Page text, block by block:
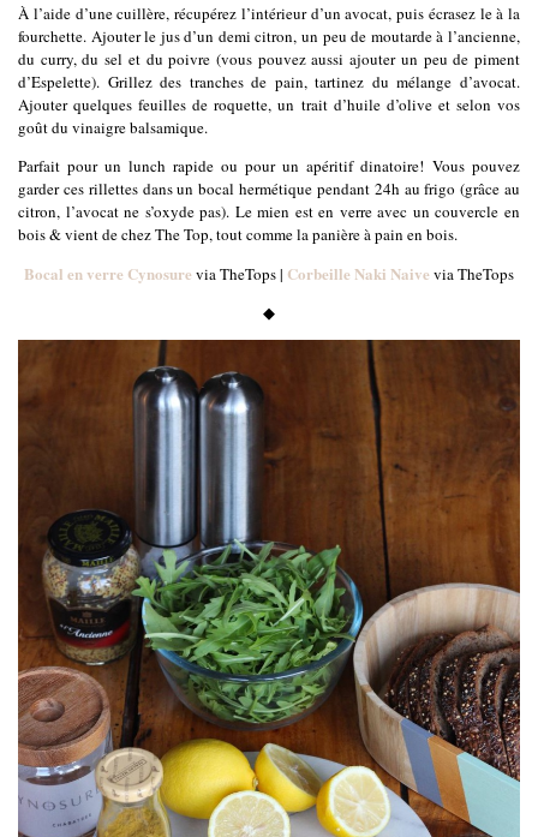
À l’aide d’une cuillère, récupérez l’intérieur d’un avocat, puis écrasez le à la
fourchette. Ajouter le jus d’un demi citron, un peu de moutarde à l’ancienne,
du curry, du sel et du poivre (vous pouvez aussi ajouter un peu de piment
d’Espelette). Grillez des tranches de pain, tartinez du mélange d’avocat.
Ajouter quelques feuilles de roquette, un trait d’huile d’olive et selon vos
goût du vinaigre balsamique.
Parfait pour un lunch rapide ou pour un apéritif dinatoire! Vous pouvez
garder ces rillettes dans un bocal hermétique pendant 24h au frigo (grâce au
citron, l’avocat ne s’oxyde pas). Le mien est en verre avec un couvercle en
bois & vient de chez The Top, tout comme la panière à pain en bois.
Bocal en verre Cynosurevia TheTops | Corbeille Naki Naivevia TheTops
◆